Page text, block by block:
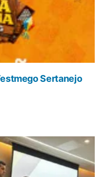
Sertanejo